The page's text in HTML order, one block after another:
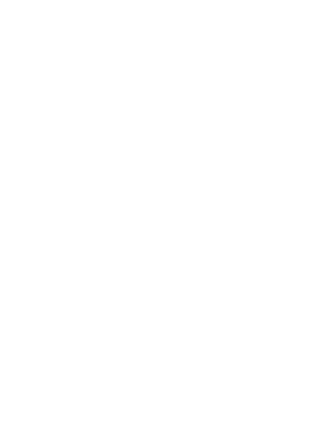
安全保障領域）
ー知見を活かしたM&A案件のオ